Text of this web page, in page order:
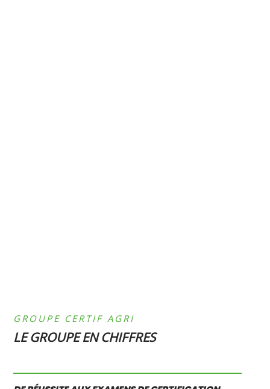
GROUPE CERTIF AGRI
LE GROUPE EN CHIFFRES